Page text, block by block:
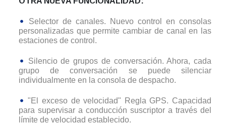
Selector de canales. Nuevo control en consolas
personalizadas que permite cambiar de canal en las
estaciones de control.
Silencio de grupos de conversación. Ahora, cada
grupo de conversación se puede silenciar
individualmente en la consola de despacho.
"El exceso de velocidad" Regla GPS. Capacidad
para supervisar a conducción suscriptor a través del
límite de velocidad establecido.